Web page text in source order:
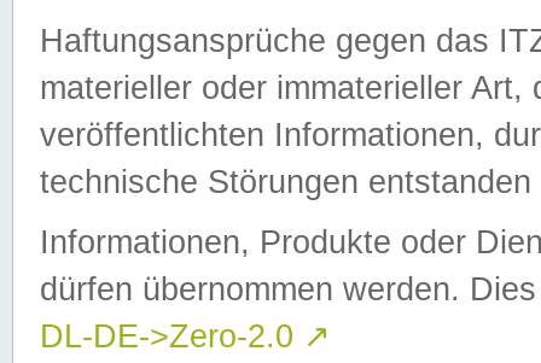
Haftungsansprüche gegen das
materieller oder immaterieller
veröffentlichten Informationen,
technische Störungen
Informationen, Produkte oder
dürfen übernommen werden.
DL-DE->Zero-2.0 ↗